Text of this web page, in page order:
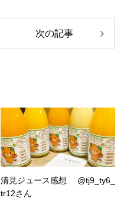
次の記事
清見ジュース感想 @tj9_ty6_
tr12さん